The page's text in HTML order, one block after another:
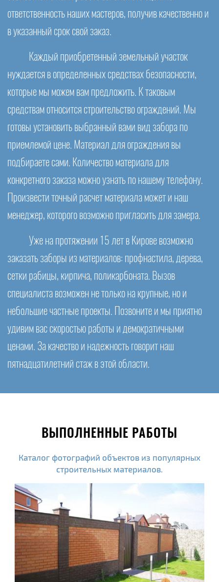
ответственность наших мастеров, получив качественно и
в указанный срок свой заказ.
Каждый приобретенный земельный участок
нуждается в определенных средствах безопасности,
которые мы можем вам предложить. К таковым
средствам относится строительство ограждений. Мы
готовы установить выбранный вами вид забора по
приемлемой цене. Материал для ограждения вы
подбираете сами. Количество материала для
конкретного заказа можно узнать по нашему телефону.
Произвести точный расчет материала может и наш
менеджер, которого возможно пригласить для замера.
Уже на протяжении 15 лет в Кирове возможно
заказать заборы из материалов: профнастила, дерева,
сетки рабицы, кирпича, поликарбоната. Вызов
специалиста возможен не только на крупные, но и
небольшие частные проекты. Позвоните и мы приятно
удивим вас скоростью работы и демократичными
ценами. За качество и надежность говорит наш
пятнадцатилетний стаж в этой области.
ВЫПОЛНЕННЫЕ РАБОТЫ
Каталог фотографий объектов из популярных
строительных материалов.